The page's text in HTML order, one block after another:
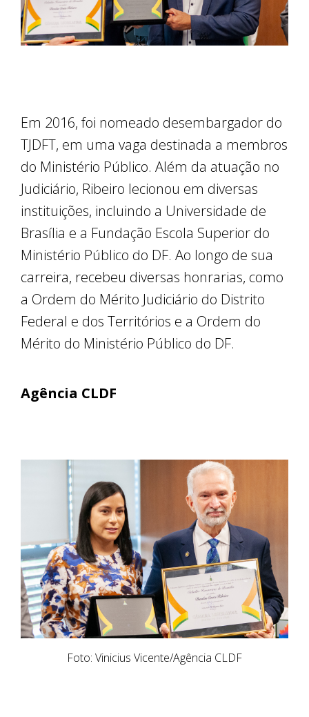
Em 2016, foi nomeado desembargador do
TJDFT, em uma vaga destinada a membros
do Ministério Público. Além da atuação no
Judiciário, Ribeiro lecionou em diversas
instituições, incluindo a Universidade de
Brasília e a Fundação Escola Superior do
Ministério Público do DF. Ao longo de sua
carreira, recebeu diversas honrarias, como
a Ordem do Mérito Judiciário do Distrito
Federal e dos Territórios e a Ordem do
Mérito do Ministério Público do DF.
Agência CLDF
Foto: Vinicius Vicente/Agência CLDF